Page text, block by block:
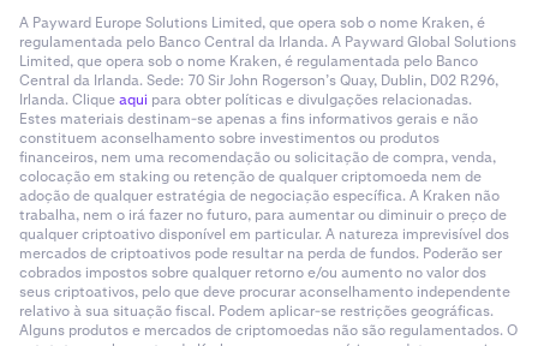
A Payward Europe Solutions Limited, que opera sob o nome Kraken, é
regulamentada pelo Banco Central da Irlanda. A Payward Global Solutions
Limited, que opera sob o nome Kraken, é regulamentada pelo Banco
Central da Irlanda. Sede: 70 Sir John Rogerson’s Quay, Dublin, D02 R296,
Irlanda. Cliqueaqui para obter políticas e divulgações relacionadas.
Estes materiais destinam-se apenas a fins informativos gerais e não
constituem aconselhamento sobre investimentos ou produtos
financeiros, nem uma recomendação ou solicitação de compra, venda,
colocação em staking ou retenção de qualquer criptomoeda nem de
adoção de qualquer estratégia de negociação específica. A Kraken não
trabalha, nem o irá fazer no futuro, para aumentar ou diminuir o preço de
qualquer criptoativo disponível em particular. A natureza imprevisível dos
mercados de criptoativos pode resultar na perda de fundos. Poderão ser
cobrados impostos sobre qualquer retorno e/ou aumento no valor dos
seus criptoativos, pelo que deve procurar aconselhamento independente
relativo à sua situação fiscal. Podem aplicar-se restrições geográficas.
Alguns produtos e mercados de criptomoedas não são regulamentados. O